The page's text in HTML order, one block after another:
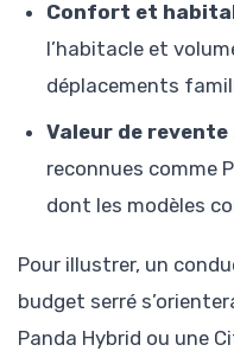
Confort et
l’habitacle et
déplacements
Valeur de revente
reconnues comme
dont les modèles
Pour illustrer, un
budget serré
Panda Hybrid ou une